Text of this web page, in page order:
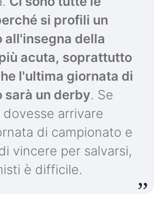
si profili un
all'insegna della
acuta, soprattutto
l'ultima giornata di
sarà un derby. Se
dovesse arrivare
di campionato e
vincere per salvarsi,
è difficile.